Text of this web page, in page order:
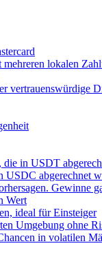
lokalen
vertrauenswürdige
in USDT
USDC abgerechnet
Gewinne
Wert
ideal für Einsteiger
Umgebung ohne
in volatilen